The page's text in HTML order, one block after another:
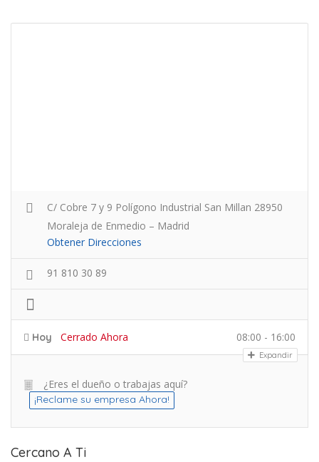
C/ Cobre 7 y 9 Polígono Industrial San Millan 28950
Moraleja de Enmedio – Madrid
Obtener Direcciones
91 810 30 89
Hoy Cerrado Ahora 08:00 - 16:00
Expandir
¿Eres el dueño o trabajas aquí?
¡Reclame su empresa Ahora!
Cercano A Ti